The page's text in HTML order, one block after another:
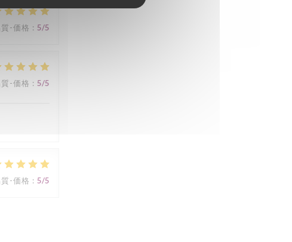
質-価格 : 5/5
質-価格 : 5/5
-価格 : 5/5